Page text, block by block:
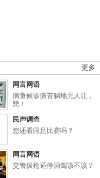
更多
网言网语
病童候诊痛苦躺地无人让，
悲！
民声调查
您还看国足比赛吗？
网言网语
交警拔枪逼停酒驾该不该？